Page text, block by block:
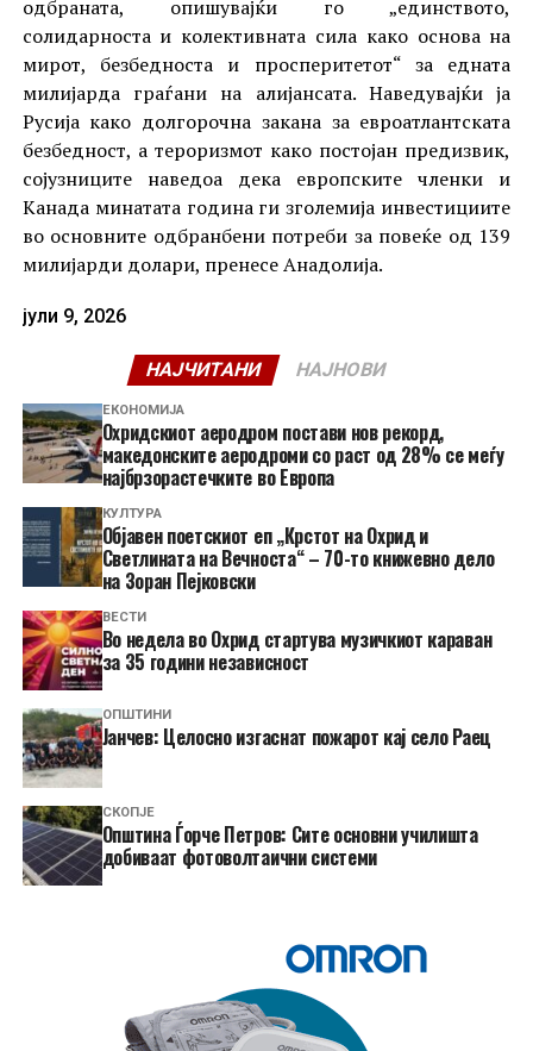
одбраната, опишувајќи го „единството,
солидарноста и колективната сила како основа на
мирот, безбедноста и просперитетот“ за едната
милијарда граѓани на алијансата. Наведувајќи ја
Русија како долгорочна закана за евроатлантската
безбедност, а тероризмот како постојан предизвик,
сојузниците наведоа дека европските членки и
Канада минатата година ги зголемија инвестициите
во основните одбранбени потреби за повеќе од 139
милијарди долари, пренесе Анадолија.
јули 9, 2026
НАЈЧИТАНИ НАЈНОВИ
ЕКОНОМИЈА
Охридскиот аеродром постави нов рекорд,
македонските аеродроми со раст од 28% се меѓу
најбрзорастечките во Европа
КУЛТУРА
Објавен поетскиот еп „Крстот на Охрид и
Светлината на Вечноста“ – 70-то книжевно дело
на Зоран Пејковски
ВЕСТИ
Во недела во Охрид стартува музичкиот караван
за 35 години независност
ОПШТИНИ
Јанчев: Целосно изгаснат пожарот кај село Раец
СКОПЈЕ
Општина Ѓорче Петров: Сите основни училишта
добиваат фотоволтаични системи